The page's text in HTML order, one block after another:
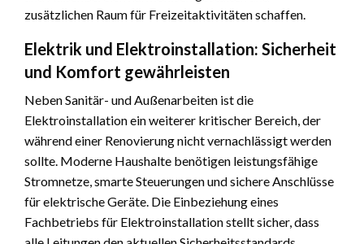
zusätzlichen Raum für Freizeitaktivitäten schaffen.
Elektrik und Elektroinstallation: Sicherheit
und Komfort gewährleisten
Neben Sanitär- und Außenarbeiten ist die
Elektroinstallation ein weiterer kritischer Bereich, der
während einer Renovierung nicht vernachlässigt werden
sollte. Moderne Haushalte benötigen leistungsfähige
Stromnetze, smarte Steuerungen und sichere Anschlüsse
für elektrische Geräte. Die Einbeziehung eines
Fachbetriebs für Elektroinstallation stellt sicher, dass